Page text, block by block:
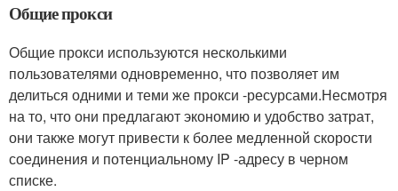
Общие прокси
Общие прокси используются несколькими
пользователями одновременно, что позволяет им
делиться одними и теми же прокси -ресурсами.Несмотря
на то, что они предлагают экономию и удобство затрат,
они также могут привести к более медленной скорости
соединения и потенциальному IP -адресу в черном
списке.